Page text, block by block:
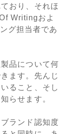
おり、それほ
Writingおよ
グ担当者であ
品について何
ます。先んじ
ること、そし
らせます。
ランド認知度